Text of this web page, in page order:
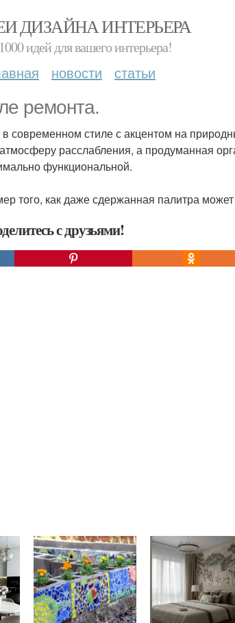
ДИЗАЙНА ИНТЕРЬЕРА
идей для вашего интерьера!
новости статьи
ремонта.
современном стиле с акцентом на
расслабления, а продуманная
функциональной.
того, как даже сдержанная палитра
с друзьями!